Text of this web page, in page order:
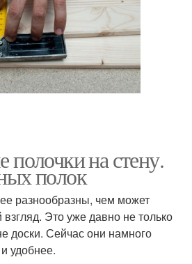
полочки на стену.
полок
разнообразны, чем может
Это уже давно не только
доски. Сейчас они намного
удобнее.